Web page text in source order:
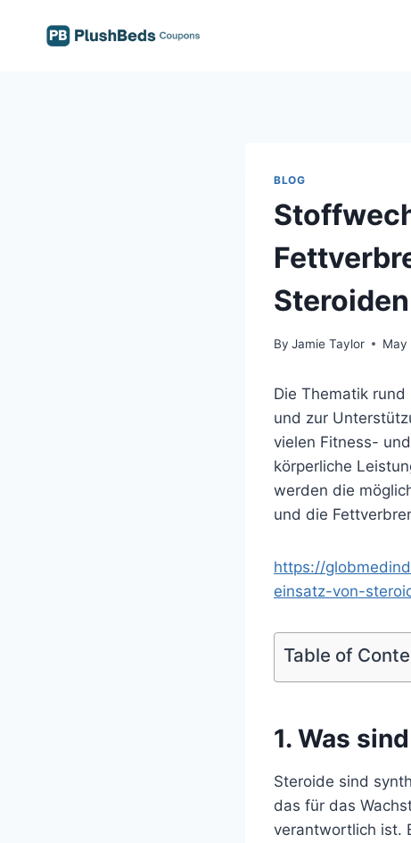
BLOG
Steroiden
By Jamie Taylor May
Die Thematik
und zur
vielen Fitness-
körperliche
werden die
und die
https://
einsatz-von-
Table of
1. Was
Steroide sind
das für das
verantwortlich ist.